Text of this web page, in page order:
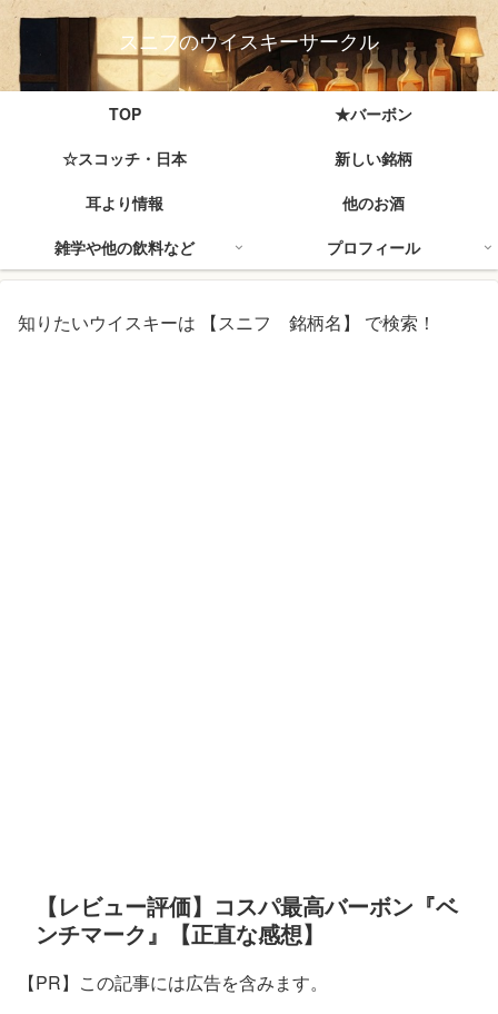
スニフのウイスキーサークル
TOP
★バーボン
☆スコッチ・日本
新しい銘柄
耳より情報
他のお酒
雑学や他の飲料など
プロフィール
知りたいウイスキーは 【スニフ 銘柄名】 で検索！
【レビュー評価】コスパ最高バーボン『ベ
ンチマーク』【正直な感想】
【PR】この記事には広告を含みます。